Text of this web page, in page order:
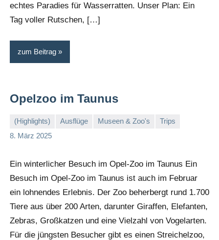
echtes Paradies für Wasserratten. Unser Plan: Ein
Tag voller Rutschen, […]
zum Beitrag
Opelzoo im Taunus
(Highlights) Ausflüge Museen & Zoo's
Trips
8. März 2025
Stephi
Keine
Ein winterlicher Besuch im Opel-Zoo im Taunus Ein
Besuch im Opel-Zoo im Taunus ist auch im Februar
ein lohnendes Erlebnis. Der Zoo beherbergt rund 1.700
Tiere aus über 200 Arten, darunter Giraffen, Elefanten,
Zebras, Großkatzen und eine Vielzahl von Vogelarten.
Für die jüngsten Besucher gibt es einen Streichelzoo,